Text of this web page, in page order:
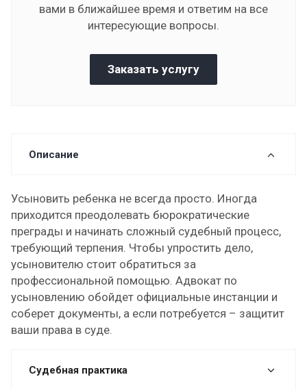
вами в ближайшее время и ответим на все
интересующие вопросы.
Заказать услугу
Описание
Усыновить ребенка не всегда просто. Иногда
приходится преодолевать бюрократические
преграды и начинать сложный судебный процесс,
требующий терпения. Чтобы упростить дело,
усыновителю стоит обратиться за
профессиональной помощью. Адвокат по
усыновлению обойдет официальные инстанции и
соберет документы, а если потребуется – защитит
ваши права в суде.
Судебная практика